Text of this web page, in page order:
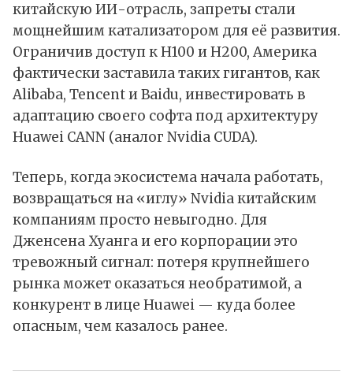
китайскую ИИ-отрасль, запреты стали
мощнейшим катализатором для её развития.
Ограничив доступ к H100 и H200, Америка
фактически заставила таких гигантов, как
Alibaba, Tencent и Baidu, инвестировать в
адаптацию своего софта под архитектуру
Huawei CANN (аналог Nvidia CUDA).
Теперь, когда экосистема начала работать,
возвращаться на «иглу» Nvidia китайским
компаниям просто невыгодно. Для
Дженсена Хуанга и его корпорации это
тревожный сигнал: потеря крупнейшего
рынка может оказаться необратимой, а
конкурент в лице Huawei — куда более
опасным, чем казалось ранее.